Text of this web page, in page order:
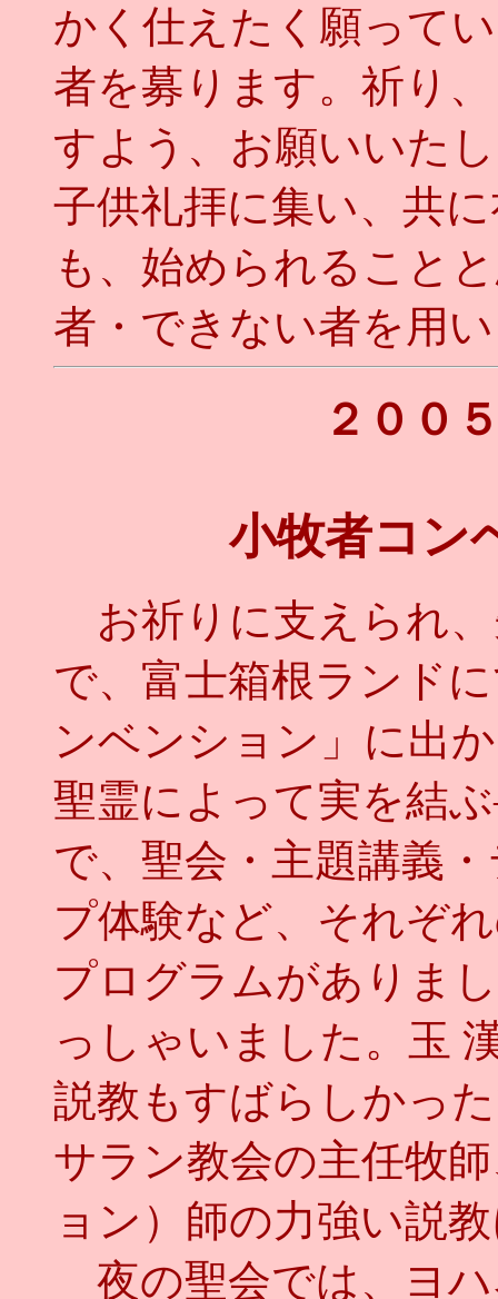
かく仕えたく願って
者を募ります。祈り
すよう、お願いいた
子供礼拝に集い、共
も、始められること
者・できない者を用
２００
小牧者コン
お祈りに支えられ
で、富士箱根ランド
ンベンション」に出
聖霊によって実を結
で、聖会・主題講義
プ体験など、それぞ
プログラムがありま
っしゃいました。玉
説教もすばらしかっ
サラン教会の主任牧
ョン）師の力強い説
夜の聖会では、ヨ